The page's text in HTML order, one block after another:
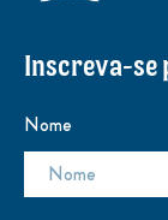
Inscreva-se
Nome